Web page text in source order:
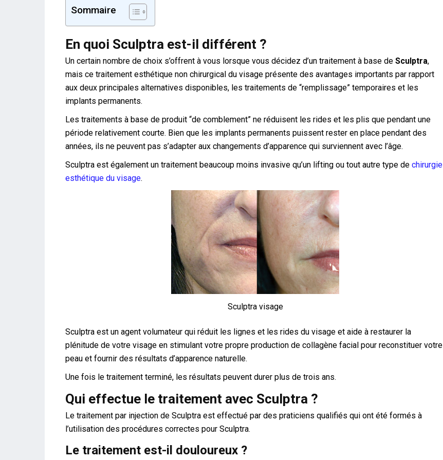
Sommaire
En quoi Sculptra est-il différent ?
Un certain nombre de choix s’offrent à vous lorsque vous décidez d’un traitement à base de Sculptra,
mais ce traitement esthétique non chirurgical du visage présente des avantages importants par rapport
aux deux principales alternatives disponibles, les traitements de “remplissage” temporaires et les
implants permanents.
Les traitements à base de produit “de comblement” ne réduisent les rides et les plis que pendant une
période relativement courte. Bien que les implants permanents puissent rester en place pendant des
années, ils ne peuvent pas s’adapter aux changements d’apparence qui surviennent avec l’âge.
Sculptra est également un traitement beaucoup moins invasive qu’un lifting ou tout autre type de chirurgie
esthétique du visage.
Sculptra visage
Sculptra est un agent volumateur qui réduit les lignes et les rides du visage et aide à restaurer la
plénitude de votre visage en stimulant votre propre production de collagène facial pour reconstituer votre
peau et fournir des résultats d’apparence naturelle.
Une fois le traitement terminé, les résultats peuvent durer plus de trois ans.
Qui effectue le traitement avec Sculptra ?
Le traitement par injection de Sculptra est effectué par des praticiens qualifiés qui ont été formés à
l’utilisation des procédures correctes pour Sculptra.
Le traitement est-il douloureux ?